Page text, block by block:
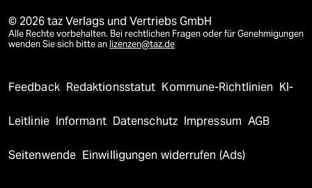
© 2026 taz Verlags und Vertriebs GmbH
Alle Rechte vorbehalten. Bei rechtlichen Fragen oder für Genehmigungen
wenden Sie sich bitte an lizenzen@taz.de
Feedback Redaktionsstatut Kommune-Richtlinien KI-
Leitlinie Informant Datenschutz Impressum AGB
Seitenwende Einwilligungen widerrufen (Ads)